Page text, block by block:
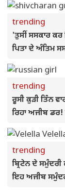
trending
'ਤੁਸੀਂ ਸਸਕਾਰ
ਪਿਤਾ ਦੇ ਅੰਤਿਮ
ਝੰਜੋੜਿਆ
trending
ਰੂਸੀ ਕੁੜੀ ਤਿੰਨ
ਰਿਹਾ ਅਜੀਬ
trending
ਬ੍ਰਿਟੇਨ ਦੇ
ਇਹ ਅਜੀਬ